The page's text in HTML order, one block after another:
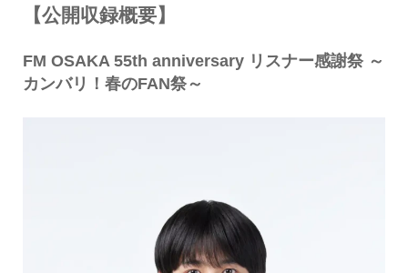
【公開収録概要】
FM OSAKA 55th anniversary リスナー感謝祭 ～
カンバリ！春のFAN祭～